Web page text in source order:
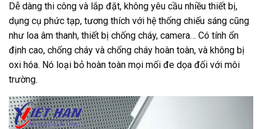
Dễ dàng thi công và lắp đặt, không yêu cầu nhiều thiết bị,
dụng cụ phức tạp, tương thích với hệ thống chiếu sáng cũng
như loa âm thanh, thiết bị chống cháy, camera… Có tính ổn
định cao, chống cháy và chống cháy hoàn toàn, và không bị
oxi hóa. Nó loại bỏ hoàn toàn mọi mối đe dọa đối với môi
trường.